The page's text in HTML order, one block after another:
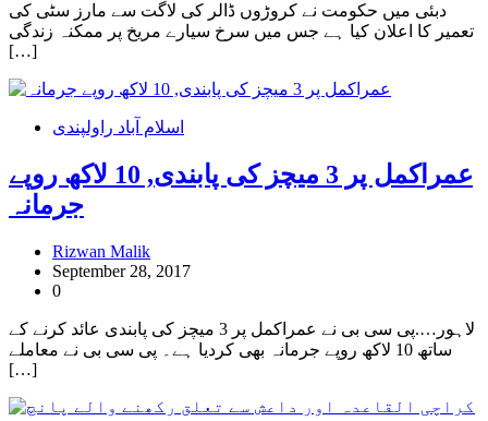
دبئی میں حکومت نے کروڑوں ڈالر کی لاگت سے مارز سٹی کی
تعمیر کا اعلان کیا ہے جس میں سرخ سیارے مریخ پر ممکنہ زندگی
[…]
اسلام آباد راولپندی
عمراکمل پر 3 میچز کی پابندی, 10 لاکھ روپے
جرمانہ
Rizwan Malik
September 28, 2017
0
لاہور….پی سی بی نے عمراکمل پر 3 میچز کی پابندی عائد کرنے کے
ساتھ 10 لاکھ روپے جرمانہ بھی کردیا ہے۔ پی سی بی نے معاملے
[…]